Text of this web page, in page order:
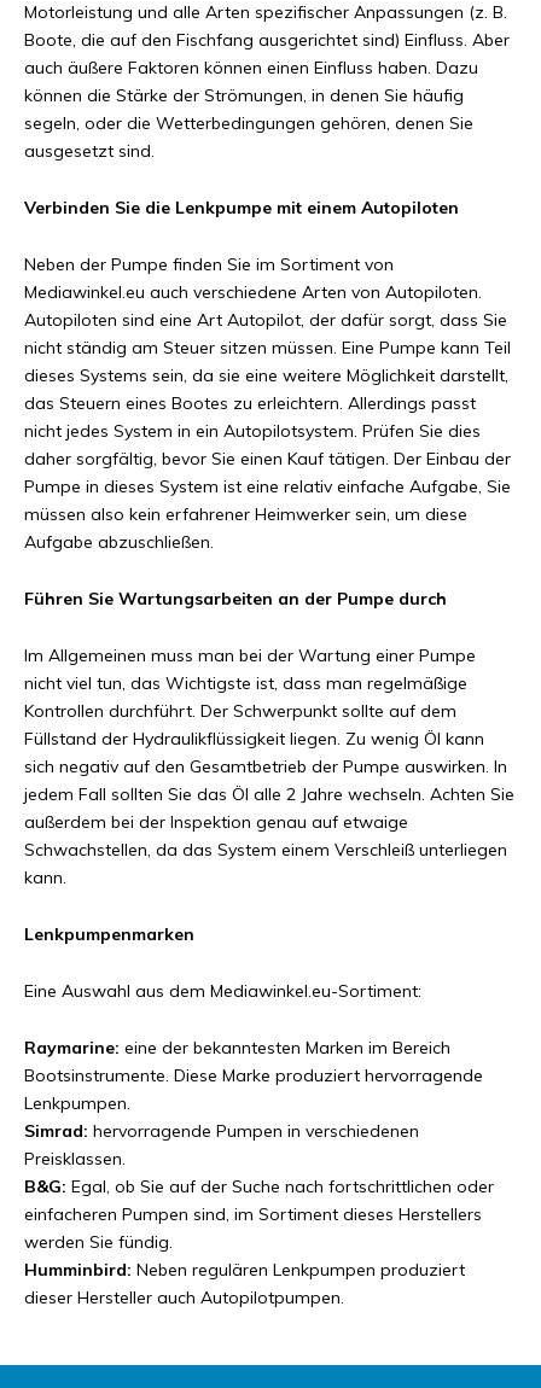
Motorleistung und alle Arten spezifischer Anpassungen (z. B.
Boote, die auf den Fischfang ausgerichtet sind) Einfluss. Aber
auch äußere Faktoren können einen Einfluss haben. Dazu
können die Stärke der Strömungen, in denen Sie häufig
segeln, oder die Wetterbedingungen gehören, denen Sie
ausgesetzt sind.
Verbinden Sie die Lenkpumpe mit einem Autopiloten
Neben der Pumpe finden Sie im Sortiment von
Mediawinkel.eu auch verschiedene Arten von Autopiloten.
Autopiloten sind eine Art Autopilot, der dafür sorgt, dass Sie
nicht ständig am Steuer sitzen müssen. Eine Pumpe kann Teil
dieses Systems sein, da sie eine weitere Möglichkeit darstellt,
das Steuern eines Bootes zu erleichtern. Allerdings passt
nicht jedes System in ein Autopilotsystem. Prüfen Sie dies
daher sorgfältig, bevor Sie einen Kauf tätigen. Der Einbau der
Pumpe in dieses System ist eine relativ einfache Aufgabe, Sie
müssen also kein erfahrener Heimwerker sein, um diese
Aufgabe abzuschließen.
Führen Sie Wartungsarbeiten an der Pumpe durch
Im Allgemeinen muss man bei der Wartung einer Pumpe
nicht viel tun, das Wichtigste ist, dass man regelmäßige
Kontrollen durchführt. Der Schwerpunkt sollte auf dem
Füllstand der Hydraulikflüssigkeit liegen. Zu wenig Öl kann
sich negativ auf den Gesamtbetrieb der Pumpe auswirken. In
jedem Fall sollten Sie das Öl alle 2 Jahre wechseln. Achten Sie
außerdem bei der Inspektion genau auf etwaige
Schwachstellen, da das System einem Verschleiß unterliegen
kann.
Lenkpumpenmarken
Eine Auswahl aus dem Mediawinkel.eu-Sortiment:
Raymarine: eine der bekanntesten Marken im Bereich
Bootsinstrumente. Diese Marke produziert hervorragende
Lenkpumpen.
Simrad: hervorragende Pumpen in verschiedenen
Preisklassen.
B&G: Egal, ob Sie auf der Suche nach fortschrittlichen oder
einfacheren Pumpen sind, im Sortiment dieses Herstellers
werden Sie fündig.
Humminbird: Neben regulären Lenkpumpen produziert
dieser Hersteller auch Autopilotpumpen.